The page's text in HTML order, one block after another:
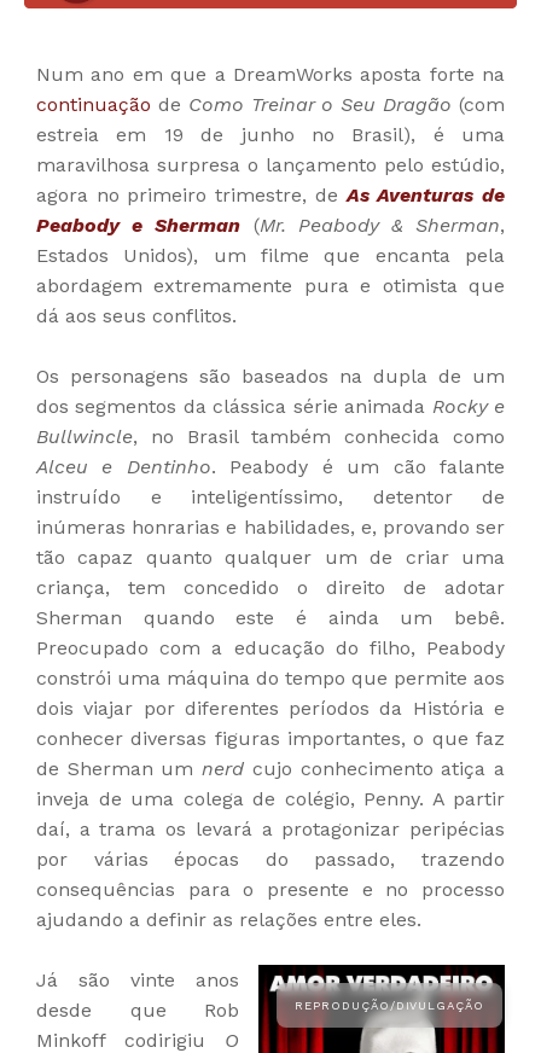
Num ano em que a DreamWorks aposta forte na
continuação de Como Treinar o Seu Dragão (com
estreia em 19 de junho no Brasil), é uma
maravilhosa surpresa o lançamento pelo estúdio,
agora no primeiro trimestre, deAs Aventuras de
Peabody e Sherman (Mr. Peabody & Sherman,
Estados Unidos), um filme que encanta pela
abordagem extremamente pura e otimista que
dá aos seus conflitos.
Os personagens são baseados na dupla de um
dos segmentos da clássica série animada Rocky e
Bullwincle, no Brasil também conhecida como
Alceu e Dentinho. Peabody é um cão falante
instruído e inteligentíssimo, detentor de
inúmeras honrarias e habilidades, e, provando ser
tão capaz quanto qualquer um de criar uma
criança, tem concedido o direito de adotar
Sherman quando este é ainda um bebê.
Preocupado com a educação do filho, Peabody
constrói uma máquina do tempo que permite aos
dois viajar por diferentes períodos da História e
conhecer diversas figuras importantes, o que faz
de Sherman umnerd cujo conhecimento atiça a
inveja de uma colega de colégio, Penny. A partir
daí, a trama os levará a protagonizar peripécias
por várias épocas do passado, trazendo
consequências para o presente e no processo
ajudando a definir as relações entre eles.
Já são vinte anos
desde que Rob
Minkoff codirigiu O